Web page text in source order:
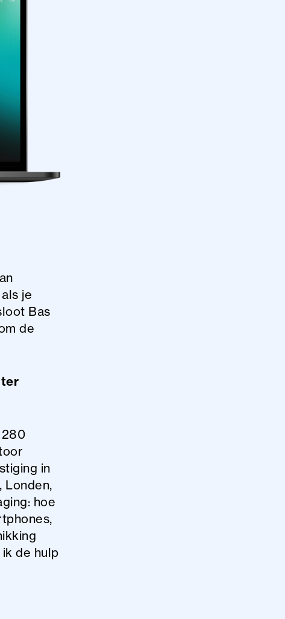
je
Bas
de
280
in
Londen,
hoe
de hulp